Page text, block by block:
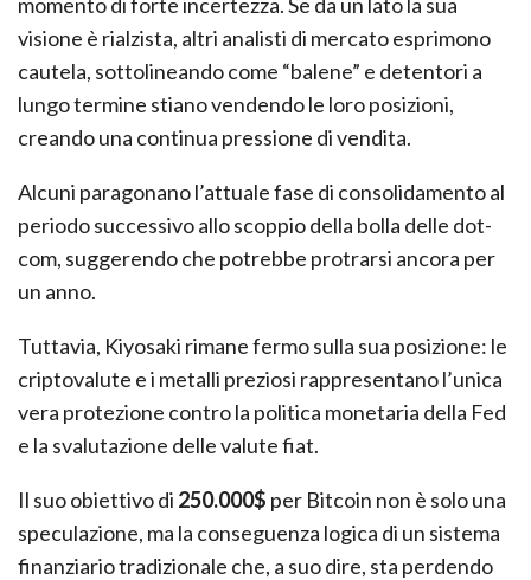
visione è rialzista, altri analisti di mercato esprimono
cautela, sottolineando come “balene” e detentori a
lungo termine stiano vendendo le loro posizioni,
creando una continua pressione di vendita.
Alcuni paragonano l’attuale fase di consolidamento al
periodo successivo allo scoppio della bolla delle dot-
com, suggerendo che potrebbe protrarsi ancora per
un anno.
Tuttavia, Kiyosaki rimane fermo sulla sua posizione: le
criptovalute e i metalli preziosi rappresentano l’unica
vera protezione contro la politica monetaria della Fed
e la svalutazione delle valute fiat.
Il suo obiettivo di 250.000$ per Bitcoin non è solo una
speculazione, ma la conseguenza logica di un sistema
finanziario tradizionale che, a suo dire, sta perdendo